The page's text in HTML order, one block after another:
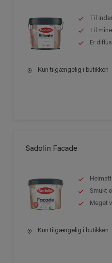
Til
Til
Er
Kun tilgængelig i butikken
Sadolin Facade
Helmatt
Smukt
Meget
Kun tilgængelig i butikken